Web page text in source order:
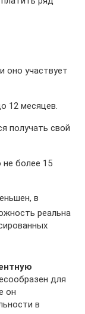
оно участвует
12 месяцев.
получать свой
более 15
в
реальна
для
он
в